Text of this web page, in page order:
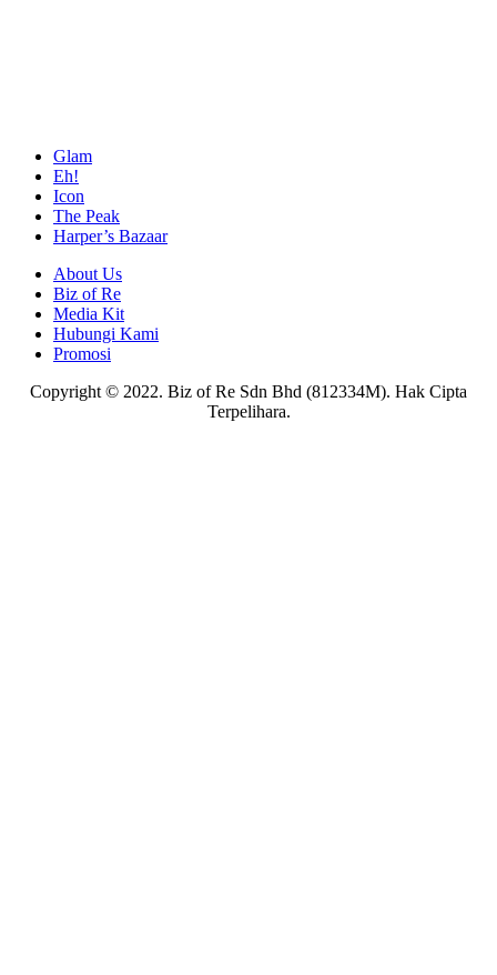
Glam
Eh!
Icon
The Peak
Harper’s Bazaar
About Us
Biz of Re
Media Kit
Hubungi Kami
Promosi
Copyright © 2022. Biz of Re Sdn Bhd (812334M). Hak Cipta
Terpelihara.